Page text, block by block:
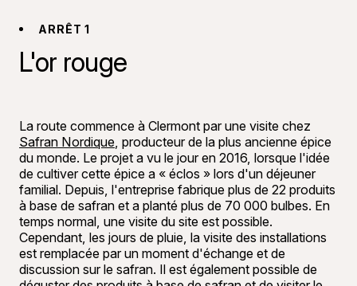
ARRÊT 1
L'or rouge
La route commence à Clermont par une visite chez
Safran Nordique, producteur de la plus ancienne épice
du monde. Le projet a vu le jour en 2016, lorsque l'idée
de cultiver cette épice a « éclos » lors d'un déjeuner
familial. Depuis, l'entreprise fabrique plus de 22 produits
à base de safran et a planté plus de 70 000 bulbes. En
temps normal, une visite du site est possible.
Cependant, les jours de pluie, la visite des installations
est remplacée par un moment d'échange et de
discussion sur le safran. Il est également possible de